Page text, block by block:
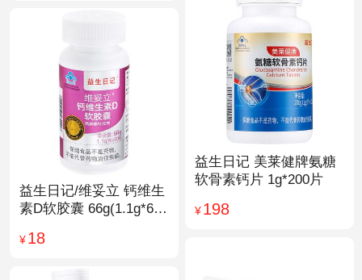
益生日记 美莱健牌氨糖
软骨素钙片 1g*200片
¥198
益生日记/维妥立 钙维生
素D软胶囊 66g(1.1g*60
¥18